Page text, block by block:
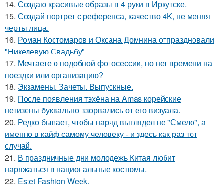
14. Создаю красивые образы в 4 руки в Иркутске.
15. Создай портрет с референса, качество 4K, не меняя
черты лица.
16. Роман Костомаров и Оксана Домнина отпраздновали
"Никелевую Свадьбу".
17. Мечтаете о подобной фотосессии, но нет времени на
поездки или организацию?
18. Экзамены. Зачеты. Выпускные.
19. После появления тэхёна на Amas корейские
нетизены буквально взорвались от его визуала.
20. Редко бывает, чтобы наряд выглядел не "Смело", а
именно в кайф самому человеку - и здесь как раз тот
случай.
21. В праздничные дни молодежь Китая любит
наряжаться в национальные костюмы.
22. Estet Fashion Week.